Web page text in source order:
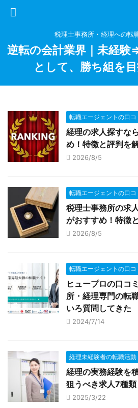
税理士事務所・経理への転
逆転の会計業界｜未経
として、勝ち組を
転職エージェントの口コ
経理の求人探すな
め！特徴と評判を
2026/8/5
転職エージェントの口コ
税理士事務所の求
がおすすめ！特徴
2026/8/5
転職エージェントの口コ
ヒュープロの口コ
所・経理専門の転
いろ質問してきた
2024/7/14
経理未経験者の転職活動
経理の実務経験を
狙うべき求人7種類
2025/3/22